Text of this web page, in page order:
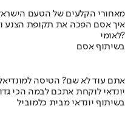
מאחורי הקלעים של הטעם
לאומי?
בשיתוף אסם
אתם עוד לא שם? הטיסה
יונדאי לוקחת אתכם לבמה הכי
בשיתוף יונדאי מבית כלמוביל